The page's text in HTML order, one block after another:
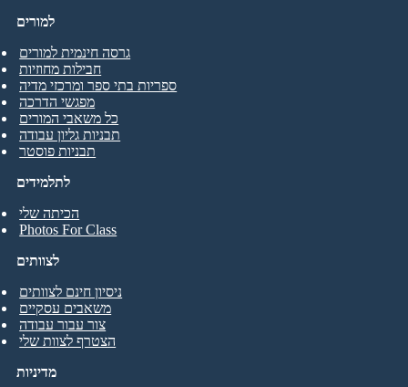
לתלמידים
הכיתה שלי
Photos For Class
למורים
גרסה חינמית למורים
חבילות מחוזיות
ספריות בתי ספר ומרכזי מדיה
מפגשי הדרכה
כל משאבי המורים
תבניות גליון עבודה
תבניות פוסטר
לצוותים
ניסיון חינם לצוותים
משאבים עסקיים
צור עבור עבודה
הצטרף לצוות שלי
מדיניות